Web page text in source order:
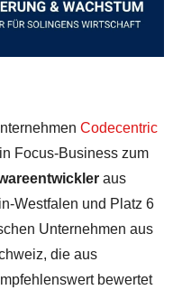
Codecentric
Focus-Business zum
aus
Westfalen und Platz 6
Unternehmen aus
die aus
bewertet